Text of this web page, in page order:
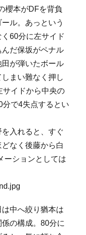
櫻本がDFを背負
ル。あっという
60分に左サイド
だ保坂がペナル
が弾いたボール
まい難なく押し
サイドから中央の
で4失点するとい
入れると、すぐ
なく後藤から白
ーションとしては
中へ絞り猶本は
の構成。80分に